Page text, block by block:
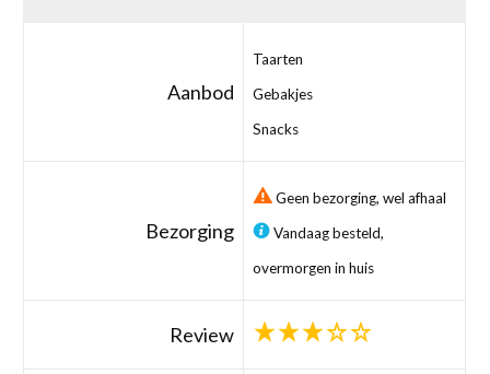
Aanbod
Taarten
Gebakjes
Snacks
Bezorging
Geen bezorging, wel afhaal
Vandaag besteld,
overmorgen in huis
Review